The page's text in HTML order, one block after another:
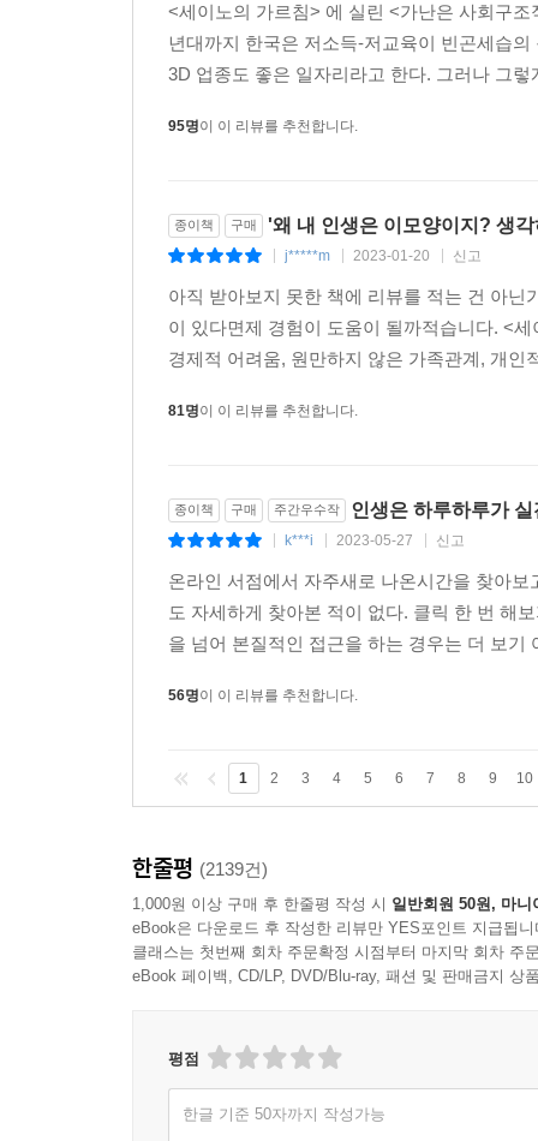
<세이노의 가르침> 에 실린 <가난은 사회구
년대까지 한국은 저소득-저교육이 빈곤세습
3D 업종도 좋은 일자리라고 한다. 그러나 그
95명이 이 리뷰를 추천합니다.
종이책 구매 '왜 내 인생은 이모양이지? 생
j*****m 2023-01-20 신고
아직 받아보지 못한 책에 리뷰를 적는 건 아
이 있다면제 경험이 도움이 될까적습니다. <
경제적 어려움, 원만하지 않은 가족관계, 개
81명이 이 리뷰를 추천합니다.
종이책 구매 주간우수작 인생은 하루하루가
k***i 2023-05-27 신고
온라인 서점에서 자주새로 나온시간을 찾아
도 자세하게 찾아본 적이 없다. 클릭 한 번 해
을 넘어 본질적인 접근을 하는 경우는 더 보
56명이 이 리뷰를 추천합니다.
1 2 3 4 5 6 7 8 9 10
한줄평 (2139건)
1,000원 이상 구매 후 한줄평 작성 시 일반회원 50원, 마니
eBook은 다운로드 후 작성한 리뷰만 YES포인트 지급됩니
클래스는 첫번째 회차 주문확정 시점부터 마지막 회차 주
eBook 페이백, CD/LP, DVD/Blu-ray, 패션 및 판매금지 상
평점
한글 기준 50자까지 작성가능